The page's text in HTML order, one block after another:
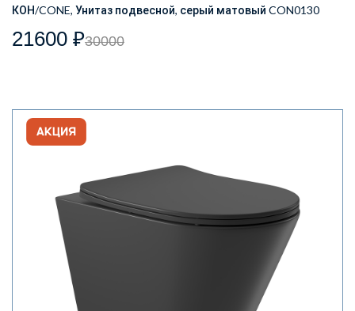
КОН/CONE, Унитаз подвесной, серый матовый CON0130
21600 ₽30000